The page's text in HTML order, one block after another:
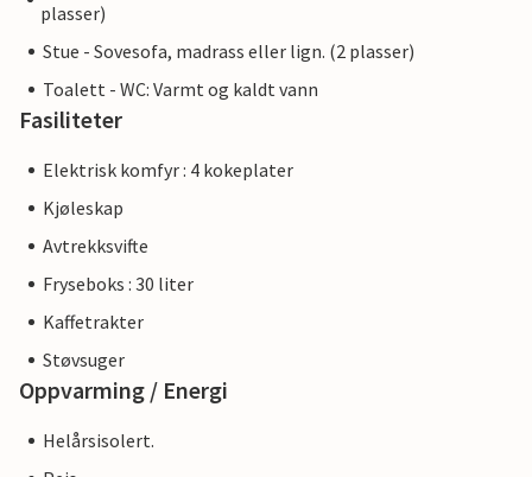
plasser)
Stue - Sovesofa, madrass eller lign. (2 plasser)
Toalett - WC: Varmt og kaldt vann
Fasiliteter
Elektrisk komfyr : 4 kokeplater
Kjøleskap
Avtrekksvifte
Fryseboks : 30 liter
Kaffetrakter
Støvsuger
Oppvarming / Energi
Helårsisolert.